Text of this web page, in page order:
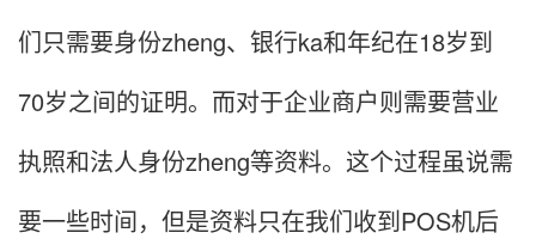
们只需要身份zheng、银行ka和年纪在18岁到
70岁之间的证明。而对于企业商户则需要营业
执照和法人身份zheng等资料。这个过程虽说需
要一些时间，但是资料只在我们收到POS机后